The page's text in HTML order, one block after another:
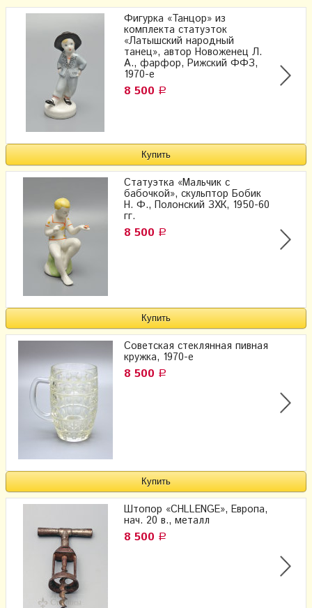
Фигурка «Танцор» из
комплекта статуэток
«Латышский народный
танец», автор Новоженец Л.
А., фарфор, Рижский ФФЗ,
1970-е
8 500 Р
Статуэтка «Мальчик с
бабочкой», скульптор Бобик
Н. Ф., Полонский ЗХК, 1950-60
гг.
8 500 Р
Советская стеклянная пивная
кружка, 1970-е
8 500 Р
Штопор «CHLLENGE», Европа,
нач. 20 в., металл
8 500 Р